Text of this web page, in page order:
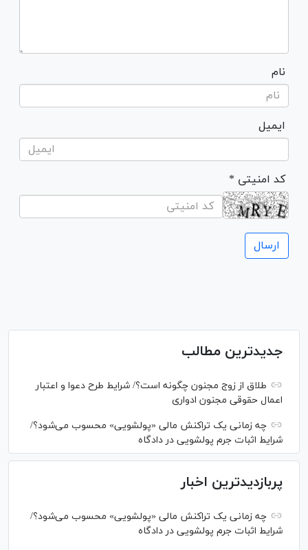
نام
ایمیل
* کد امنیتی
جدیدترین مطالب
طلاق از زوج مجنون چگونه است؟/ شرایط طرح دعوا و اعتبار
اعمال حقوقی مجنون ادواری
چه زمانی یک تراکنش مالی «پولشویی» محسوب می‌شود؟/
شرایط اثبات جرم پولشویی در دادگاه
پربازدیدترین اخبار
چه زمانی یک تراکنش مالی «پولشویی» محسوب می‌شود؟/
شرایط اثبات جرم پولشویی در دادگاه